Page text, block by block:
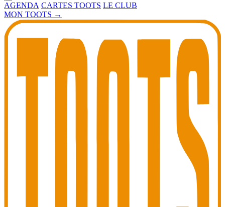
AGENDA CARTES TOOTS LE CLUB
MON TOOTS →
Toots Jazz Club